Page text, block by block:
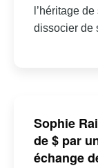
l’héritage
dissocier de
Sophie
de $ par
échange